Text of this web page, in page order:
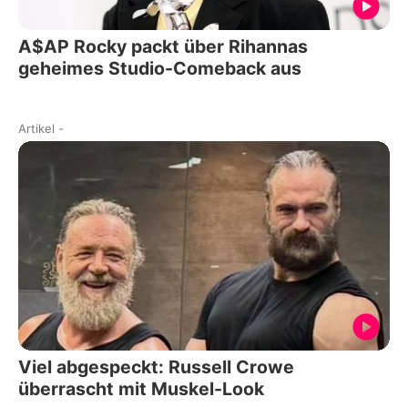
A$AP Rocky packt über Rihannas
geheimes Studio-Comeback aus
Artikel -
Viel abgespeckt: Russell Crowe
überrascht mit Muskel-Look